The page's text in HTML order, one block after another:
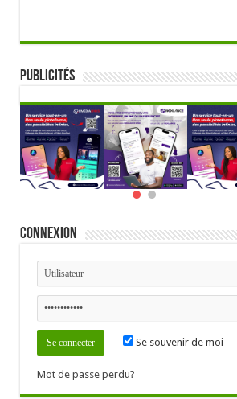
Publicités
Connexion
Se souvenir de moi
Mot de passe perdu?